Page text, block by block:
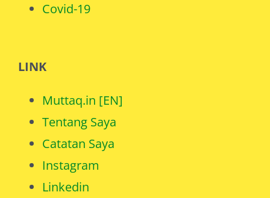
Covid-19
LINK
Muttaq.in [EN]
Tentang Saya
Catatan Saya
Instagram
Linkedin